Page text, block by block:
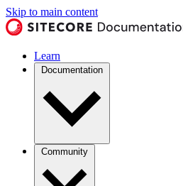
Skip to main content
Learn
Documentation
Community